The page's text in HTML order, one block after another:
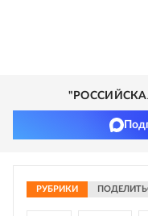
РУБРИКИ